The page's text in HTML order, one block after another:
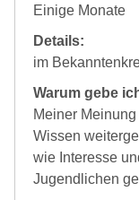
Einige Monate
Details:
im
Warum gebe
Meiner
Wissen
wie Interesse
Jugendlichen